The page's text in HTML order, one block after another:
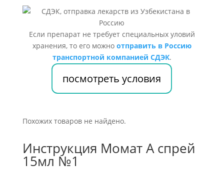
Если препарат не требует специальных уловий
хранения, то его можно отправить в Россию
транспортной компанией СДЭК.
посмотреть условия
Похожих товаров не найдено.
Инструкция Момат А спрей
15мл №1